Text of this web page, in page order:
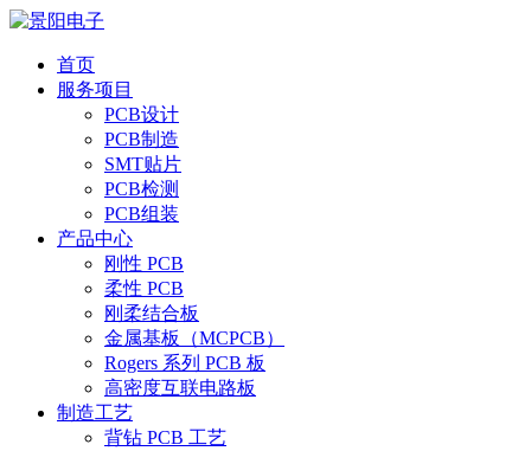
首页
服务项目
PCB设计
PCB制造
SMT贴片
PCB检测
PCB组装
产品中心
刚性 PCB
柔性 PCB
刚柔结合板
金属基板（MCPCB）
Rogers 系列 PCB 板
高密度互联电路板
制造工艺
背钻 PCB 工艺